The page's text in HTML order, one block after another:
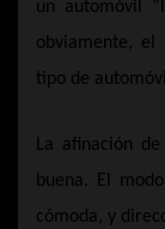
un automóvil
obviamente,
tipo de
La afinación
buena. El
cómoda, y